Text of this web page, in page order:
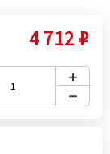
4 712 ₽